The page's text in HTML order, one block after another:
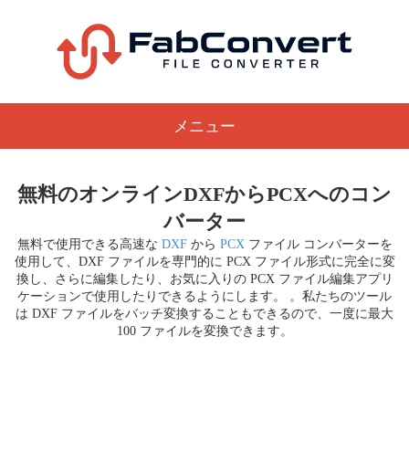
メニュー
無料のオンラインDXFからPCXへのコン
バーター
無料で使用できる高速な DXFから PCXファイル コンバーターを
使用して、DXF ファイルを専門的に PCX ファイル形式に完全に変
換し、さらに編集したり、お気に入りの PCX ファイル編集アプリ
ケーションで使用したりできるようにします。 。私たちのツール
は DXF ファイルをバッチ変換することもできるので、一度に最大
100 ファイルを変換できます。